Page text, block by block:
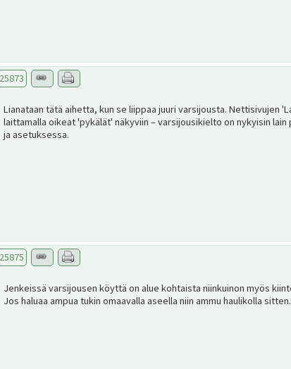
25873
Lianataan tätä aihetta, kun se liippaa juuri varsijousta. Nettisivujen
laittamalla oikeat 'pykälät' näkyviin – varsijousikielto on nykyisin
ja asetuksessa.
25875
Jenkeissä varsijousen köyttä on alue kohtaista niinkuinon myös
Jos haluaa ampua tukin omaavalla aseella niin ammu haulikolla sitten.